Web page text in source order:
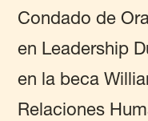
Condado de
en Leadership
en la beca
Relaciones